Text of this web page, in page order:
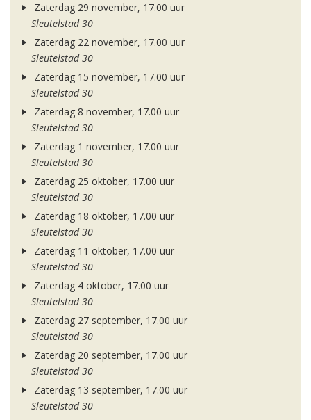
Zaterdag 29 november, 17.00 uur
Sleutelstad 30
Zaterdag 22 november, 17.00 uur
Sleutelstad 30
Zaterdag 15 november, 17.00 uur
Sleutelstad 30
Zaterdag 8 november, 17.00 uur
Sleutelstad 30
Zaterdag 1 november, 17.00 uur
Sleutelstad 30
Zaterdag 25 oktober, 17.00 uur
Sleutelstad 30
Zaterdag 18 oktober, 17.00 uur
Sleutelstad 30
Zaterdag 11 oktober, 17.00 uur
Sleutelstad 30
Zaterdag 4 oktober, 17.00 uur
Sleutelstad 30
Zaterdag 27 september, 17.00 uur
Sleutelstad 30
Zaterdag 20 september, 17.00 uur
Sleutelstad 30
Zaterdag 13 september, 17.00 uur
Sleutelstad 30